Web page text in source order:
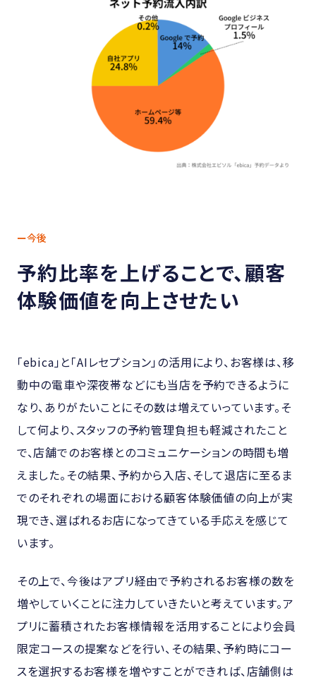
ー今後
予約比率を上げることで、顧客
体験価値を向上させたい
「ebica」と「AIレセプション」の活用により、お客様は、移
動中の電車や深夜帯などにも当店を予約できるように
なり、ありがたいことにその数は増えていっています。そ
して何より、スタッフの予約管理負担も軽減されたこと
で、店舗でのお客様とのコミュニケーションの時間も増
えました。その結果、予約から入店、そして退店に至るま
でのそれぞれの場面における顧客体験価値の向上が実
現でき、選ばれるお店になってきている手応えを感じて
います。
その上で、今後はアプリ経由で予約されるお客様の数を
増やしていくことに注力していきたいと考えています。ア
プリに蓄積されたお客様情報を活用することにより会員
限定コースの提案などを行い、その結果、予約時にコー
スを選択するお客様を増やすことができれば、店舗側は